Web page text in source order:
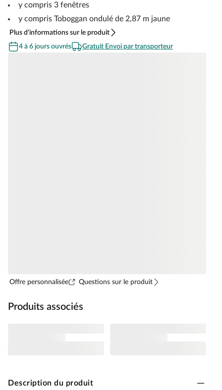
y compris 3 fenêtres
y compris Toboggan ondulé de 2,87 m jaune
Plus d'informations sur le produit
4 à 6 jours ouvrés
Gratuit Envoi par transporteur
Offre personnalisée Questions sur le produit
Produits associés
Description du produit